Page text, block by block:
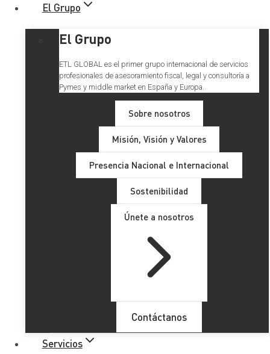
El Grupo
El Grupo
ETL GLOBAL es el primer grupo internacional de servicios
profesionales de asesoramiento fiscal, legal y consultoría a
Pymes y middle market en España y Europa.
Sobre nosotros
Misión, Visión y Valores
Presencia Nacional e Internacional
Sostenibilidad
Únete a nosotros
Contáctanos
Servicios